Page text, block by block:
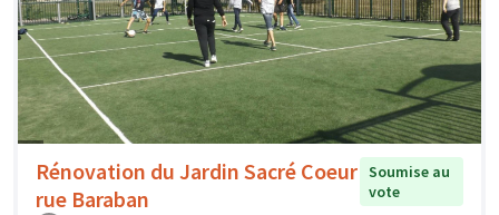
Rénovation du Jardin Sacré Coeur
rue Baraban
Soumise au
vote